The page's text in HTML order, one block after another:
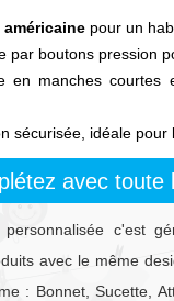
américaine pour un
par boutons pression
en manches courtes
sécurisée, idéale pour
avec toute
personnalisée c'est
avec le même
: Bonnet, Sucette,